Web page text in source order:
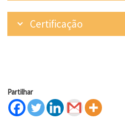
Certificação
Partilhar